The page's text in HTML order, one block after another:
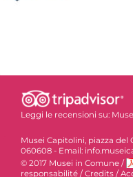
Leggi le recensioni su:
Musei Capitolini, piazza del
060608 - Email:
© 2017 Musei in Comune /
responsabilité / Credits /